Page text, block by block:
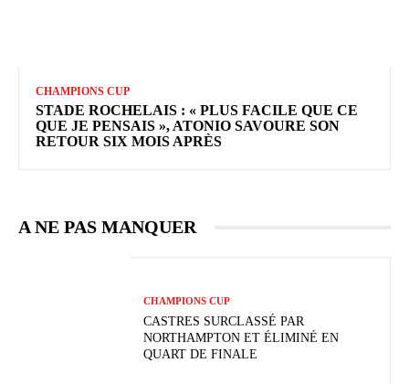
CHAMPIONS CUP
STADE ROCHELAIS : « PLUS FACILE QUE CE
QUE JE PENSAIS », ATONIO SAVOURE SON
RETOUR SIX MOIS APRÈS
A NE PAS MANQUER
CHAMPIONS CUP
CASTRES SURCLASSÉ PAR
NORTHAMPTON ET ÉLIMINÉ EN
QUART DE FINALE